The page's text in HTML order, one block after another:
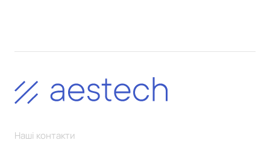
Наші контакти